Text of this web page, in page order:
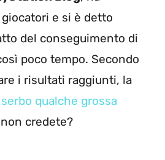
e si è detto
del conseguimento di
poco tempo. Secondo
i risultati raggiunti, la
qualche grossa
credete?